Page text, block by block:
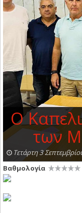
Ο
των
Τετάρτη 3
Βαθμολογία